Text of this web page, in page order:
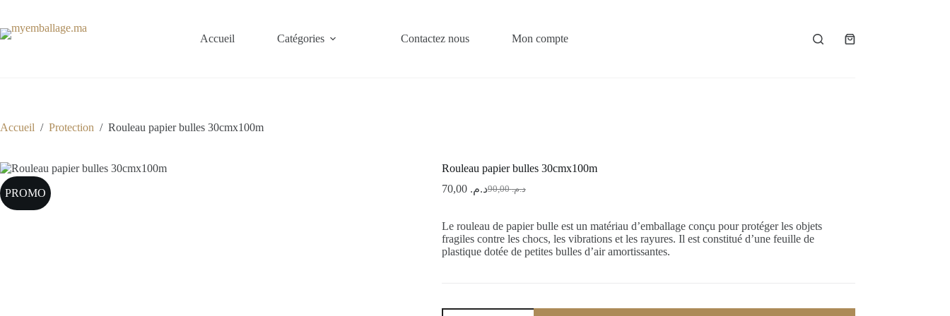
contenu
Accueil Catégories Contactez nous Mon compte
Panier
Accueil / Protection / Rouleau papier bulles 30cmx100m
PROMO
Rouleau papier bulles 30cmx100m
د.م.90,00
Le
était :
د.م. 90,00.
د.م. 70,00
Le
est :
د.م. 70,00.
Le rouleau de papier bulle est un matériau d’emballage conçu pour protéger les objets
fragiles contre les chocs, les vibrations et les rayures. Il est constitué d’une feuille de
plastique dotée de petites bulles d’air amortissantes.
quantité